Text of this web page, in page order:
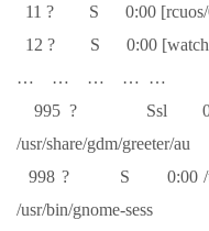
11 ? S 0:00 [rcuos/
12 ? S 0:00
… … … … …
995 ? Ssl 0:00 /
/usr/share/gdm/greeter/au
998 ? S 0:00 /usr/
/usr/bin/gnome-sess